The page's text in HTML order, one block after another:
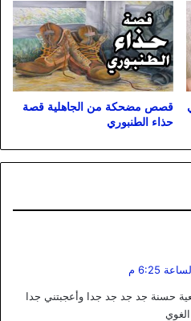
قصص مضحكة من الجاهلية قصة
حذاء الطنبوري
حسنة جد جد جد جدا وأعجبتني جدا